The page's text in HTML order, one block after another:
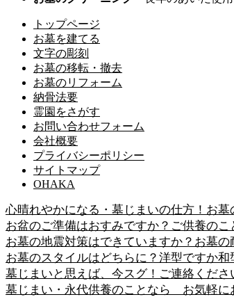
トップページ
お墓を建てる
文字の彫刻
お墓の移転・撤去
お墓のリフォーム
納骨法要
霊園をさがす
お問い合わせフォーム
会社概要
プライバシーポリシー
サイトマップ
OHAKA
心晴れやかになる・墓じまいの仕方！お
お盆のご準備はおすみですか？ご供養の
お墓の地震対策はできていますか？お墓
お墓のスタイルはどちらに？洋型ですか和
墓じまいと思えば、今スグ！ご連絡くだ
墓じまい・永代供養のことなら お気軽に